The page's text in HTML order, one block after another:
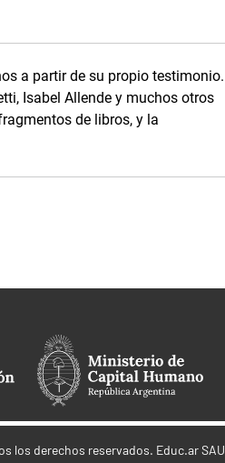
a partir de su propio testimonio.
Isabel Allende y muchos otros
de libros, y la
los derechos reservados. Educ.ar SAU